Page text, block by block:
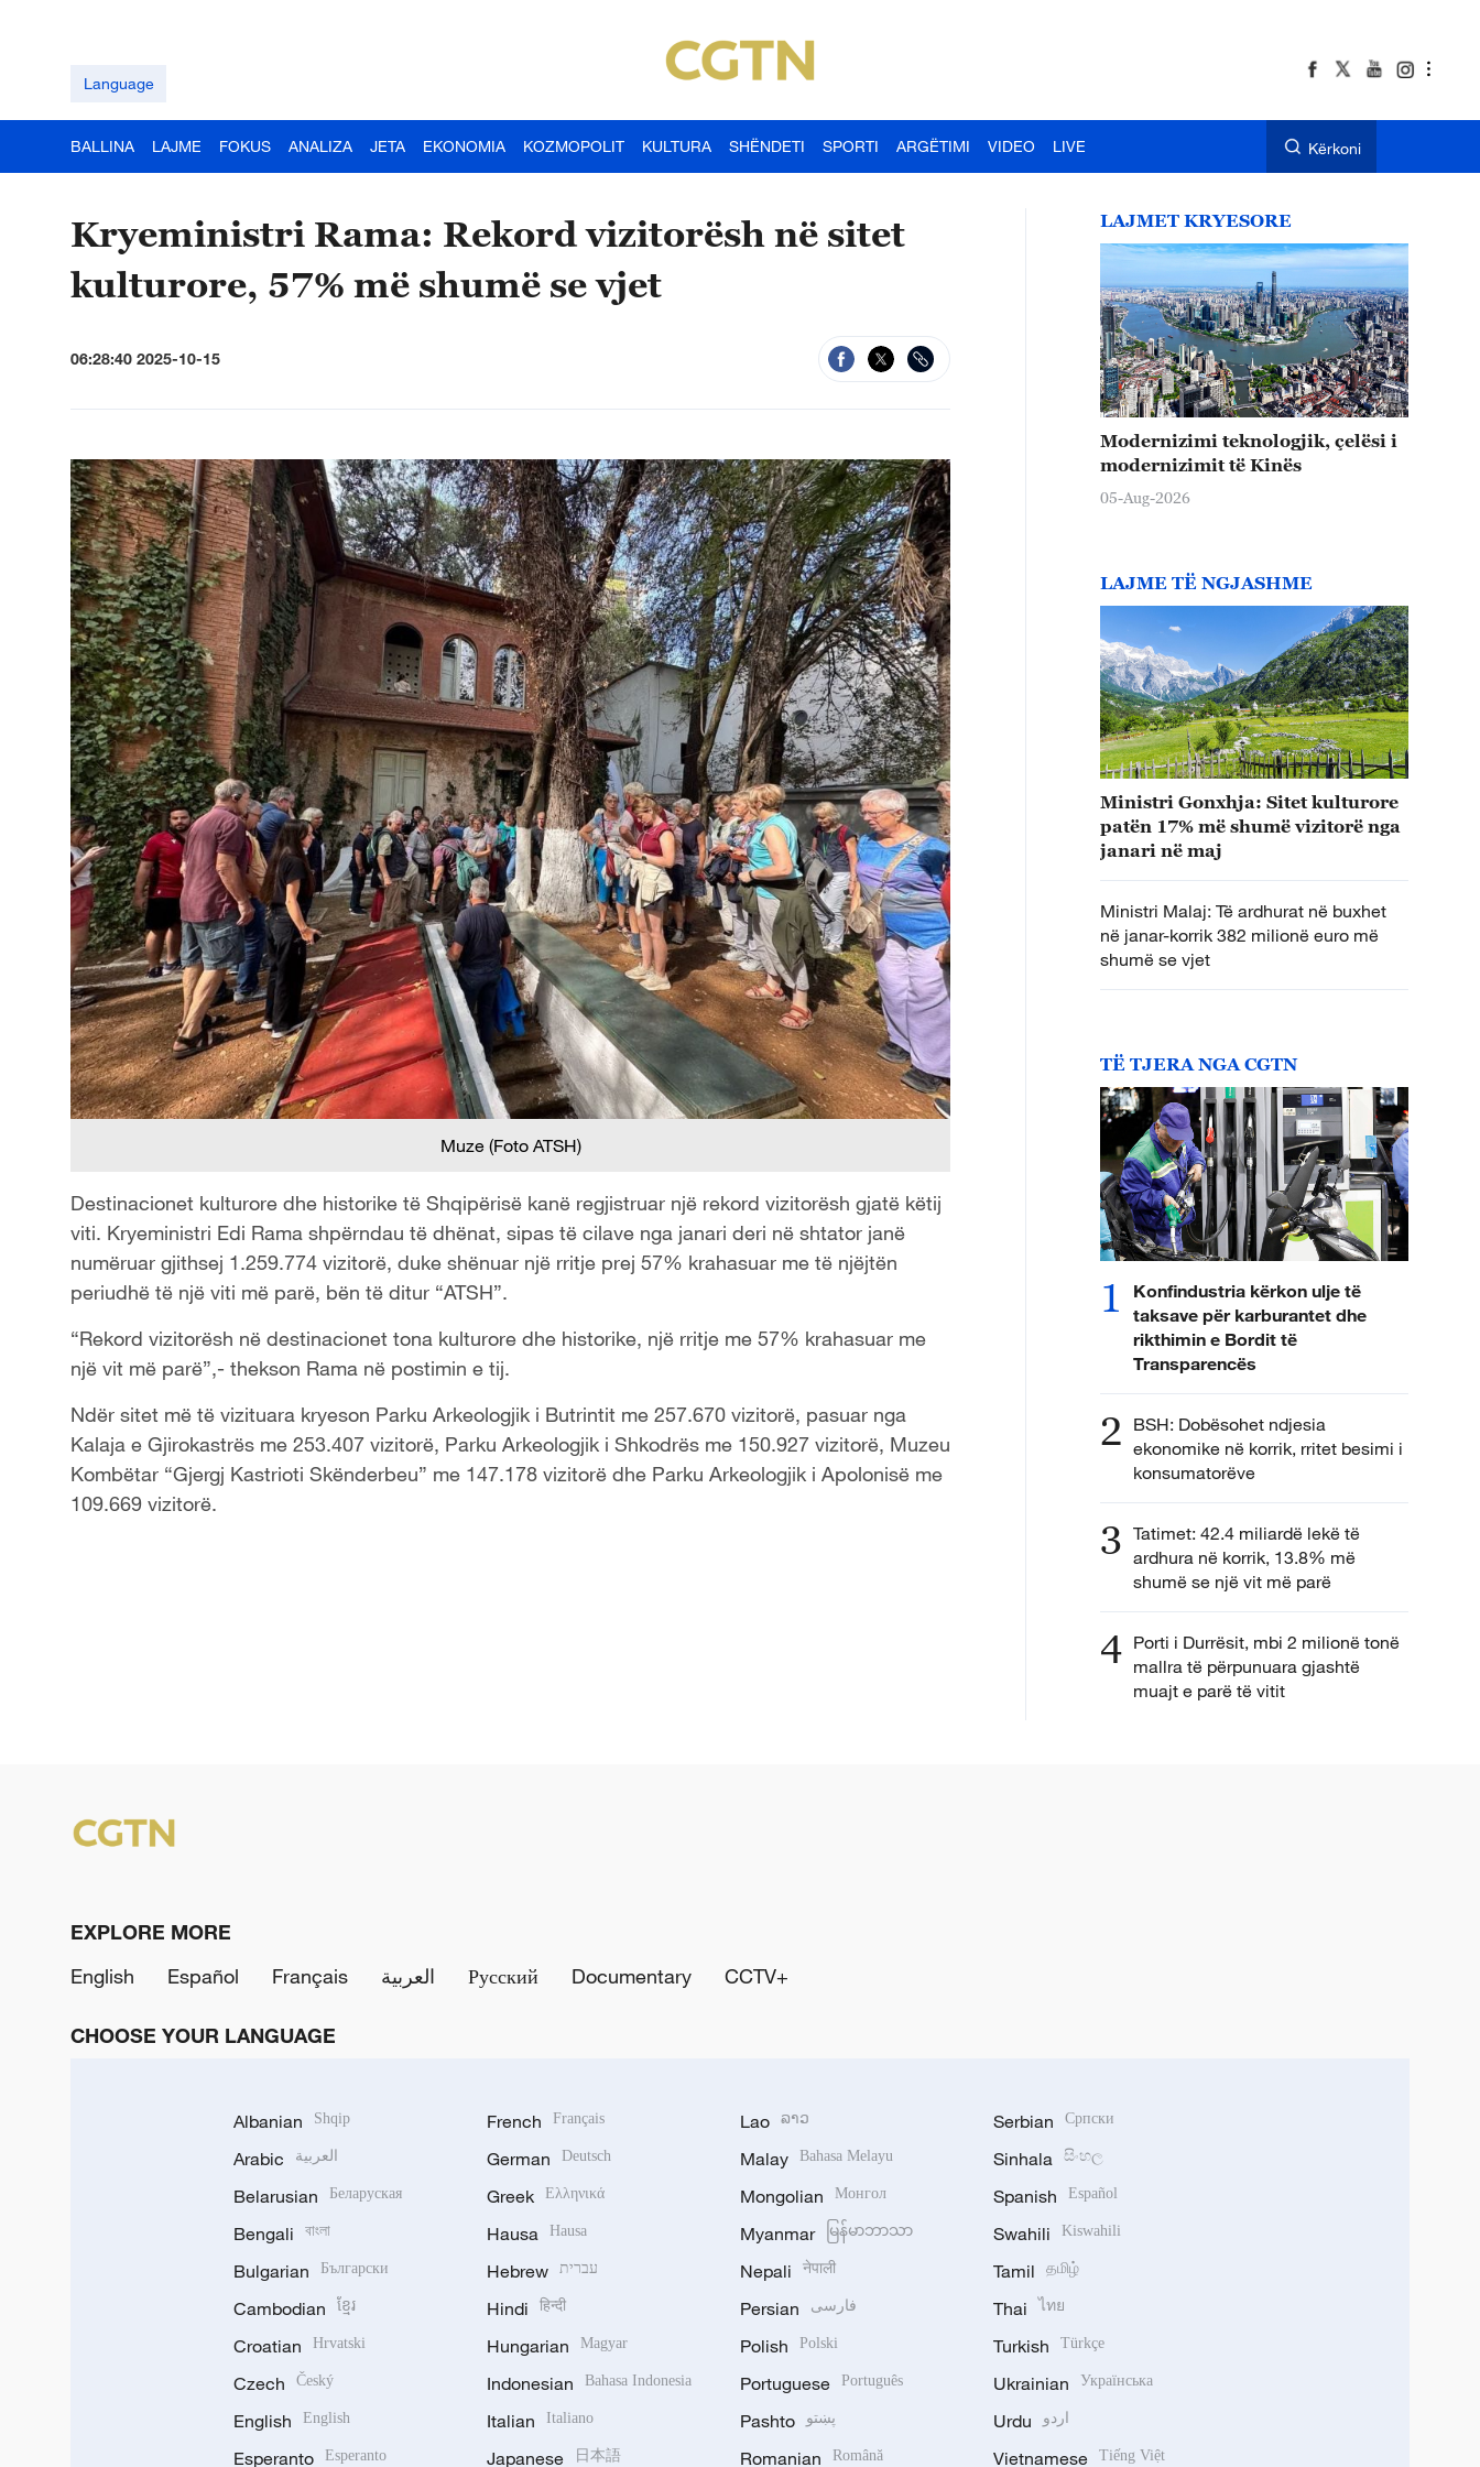
Language
BALLINA LAJME FOKUS ANALIZA JETA EKONOMIA KOZMOPOLIT KULTURA SHËNDETI SPORTI ARGËTIMI VIDEO LIVE Kërkoni
Kryeministri Rama: Rekord vizitorësh në sitet
kulturore, 57% më shumë se vjet
06:28:40 2025-10-15
Muze (Foto ATSH)
Destinacionet kulturore dhe historike të Shqipërisë kanë regjistruar një rekord vizitorësh gjatë këtij
viti. Kryeministri Edi Rama shpërndau të dhënat, sipas të cilave nga janari deri në shtator janë
numëruar gjithsej 1.259.774 vizitorë, duke shënuar një rritje prej 57% krahasuar me të njëjtën
periudhë të një viti më parë, bën të ditur “ATSH”.
“Rekord vizitorësh në destinacionet tona kulturore dhe historike, një rritje me 57% krahasuar me
një vit më parë”,- thekson Rama në postimin e tij.
Ndër sitet më të vizituara kryeson Parku Arkeologjik i Butrintit me 257.670 vizitorë, pasuar nga
Kalaja e Gjirokastrës me 253.407 vizitorë, Parku Arkeologjik i Shkodrës me 150.927 vizitorë, Muzeu
Kombëtar “Gjergj Kastrioti Skënderbeu” me 147.178 vizitorë dhe Parku Arkeologjik i Apolonisë me
109.669 vizitorë.
LAJMET KRYESORE
Modernizimi teknologjik, çelësi i
modernizimit të Kinës
05-Aug-2026
LAJME TË NGJASHME
Ministri Gonxhja: Sitet kulturore
patën 17% më shumë vizitorë nga
janari në maj
Ministri Malaj: Të ardhurat në buxhet
në janar-korrik 382 milionë euro më
shumë se vjet
TË TJERA NGA CGTN
1
Konfindustria kërkon ulje të
taksave për karburantet dhe
rikthimin e Bordit të
Transparencës
2 BSH: Dobësohet ndjesia
ekonomike në korrik, rritet besimi i
konsumatorëve
3 Tatimet: 42.4 miliardë lekë të
ardhura në korrik, 13.8% më
shumë se një vit më parë
4 Porti i Durrësit, mbi 2 milionë tonë
mallra të përpunuara gjashtë
muajt e parë të vitit
EXPLORE MORE
English
Español Français العربية Русский Documentary CCTV+
CHOOSE YOUR LANGUAGE
Albanian Shqip
Arabic العربية
Belarusian Беларуская
Bengali বাংলা
Bulgarian Български
Cambodian ខ្មែរ
Croatian Hrvatski
Czech Český
English English
Esperanto Esperanto
French Français
German Deutsch
Greek Ελληνικά
Hausa Hausa
Hebrew עברית
Hindi हिन्दी
Hungarian Magyar
Indonesian Bahasa Indonesia
Italian Italiano
Japanese 日本語
Lao ລາວ
Malay Bahasa Melayu
Mongolian Монгол
Myanmar မြန်မာဘာသာ
Nepali नेपाली
Persian فارسی
Polish Polski
Portuguese Português
Pashto پښتو
Romanian Română
Serbian Српски
Sinhala සිංහල
Spanish Español
Swahili Kiswahili
Tamil தமிழ்
Thai ไทย
Turkish Türkçe
Ukrainian Українська
Urdu اردو
Vietnamese Tiếng Việt